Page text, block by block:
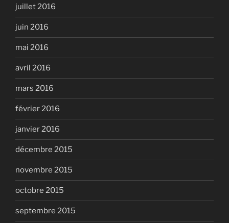
juillet 2016
juin 2016
mai 2016
avril 2016
mars 2016
février 2016
janvier 2016
décembre 2015
novembre 2015
octobre 2015
septembre 2015